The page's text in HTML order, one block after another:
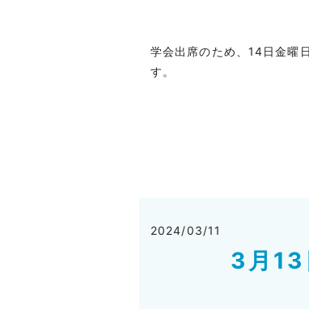
学会出席のため、14日金曜
す。
2024/03/11
3月13